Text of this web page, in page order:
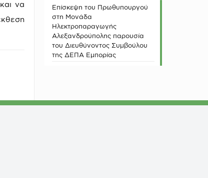
να
Επίσκεψη του Πρωθυπουργού
στη Μονάδα
Ηλεκτροπαραγωγής
Αλεξανδρούπολης παρουσία
του Διευθύνοντος Συμβούλου
της ΔΕΠΑ Εμπορίας